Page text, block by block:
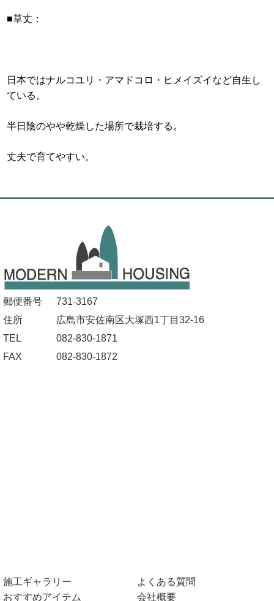
■草丈：
日本ではナルコユリ・アマドコロ・ヒメイズイなど自生し
ている。
半日陰のやや乾燥した場所で栽培する。
丈夫で育てやすい。
郵便番号
731-3167
住所
広島市安佐南区大塚西1丁目32-16
TEL
082-830-1871
FAX
082-830-1872
施工ギャラリー
おすすめアイテム
よくある質問
会社概要